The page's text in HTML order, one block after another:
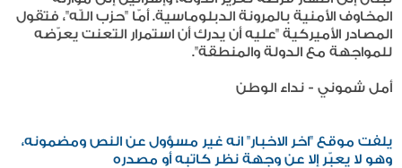
المخاوف الأمنية بالمرونة الدبلوماسية. أمّا "حزب اللّه"، فتقول
المصادر الأميركية "عليه أن يدرك أن استمرار التعنت يعرّضه
للمواجهة مع الدولة والمنطقة".
أمل شموني - نداء الوطن
يلفت موقع "اخر الاخبار" انه غير مسؤول عن النص ومضمونه،
وهو لا يعبّر إلا عن وجهة نظر كاتبه أو مصدره